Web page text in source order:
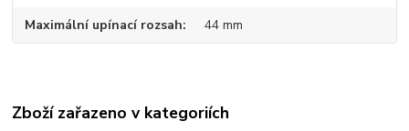
Maximální upínací rozsah 44 mm
Zboží zařazeno v kategoriích